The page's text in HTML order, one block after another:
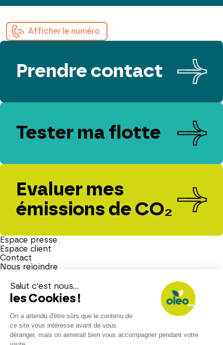
Afficher le numéro
Prendre contact
Tester ma flotte
Evaluer mes
émissions de CO₂
Espace presse
Espace client
Contact
Nous rejoindre
Politique de confidentialité
Politique de cookies
Site éco-conçu